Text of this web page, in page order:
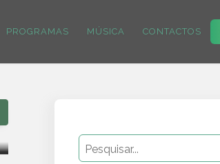
PROGRAMAS MÚSICA CONTACTOS